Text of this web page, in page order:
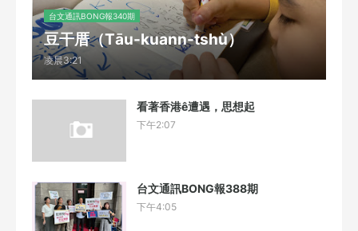
台文通訊BONG報340期
豆干厝（Tāu-kuann-tshù）
凌晨3:21
看著香港ê遭遇，思想起
下午2:07
台文通訊BONG報388期
下午4:05